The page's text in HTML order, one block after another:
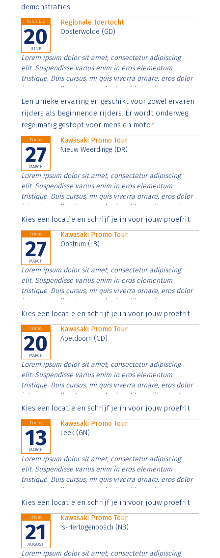
demonstraties
Saturday
20
JUNE
Regionale Toertocht
Oosterwolde (GD)
Lorem ipsum dolor sit amet, consectetur adipiscing
elit. Suspendisse varius enim in eros elementum
tristique. Duis cursus, mi quis viverra ornare, eros dolor
interdum nulla, ut commodo diam libero vitae erat.
Aenean faucibus nibh et justo cursus id rutrum lorem
imperdiet. Nunc ut sem vitae risus tristique posuere.
Een unieke ervaring en geschikt voor zowel ervaren
rijders als beginnende rijders. Er wordt onderweg
regelmatig gestopt voor mens en motor.
Friday
27
MARCH
Kawasaki Promo Tour
Nieuw Weerdinge (DR)
Lorem ipsum dolor sit amet, consectetur adipiscing
elit. Suspendisse varius enim in eros elementum
tristique. Duis cursus, mi quis viverra ornare, eros dolor
interdum nulla, ut commodo diam libero vitae erat.
Aenean faucibus nibh et justo cursus id rutrum lorem
Kies een locatie en schrijf je in voor jouw proefrit
Friday
27
MARCH
Kawasaki Promo Tour
Oostrum (LB)
Lorem ipsum dolor sit amet, consectetur adipiscing
elit. Suspendisse varius enim in eros elementum
tristique. Duis cursus, mi quis viverra ornare, eros dolor
interdum nulla, ut commodo diam libero vitae erat.
Aenean faucibus nibh et justo cursus id rutrum lorem
Kies een locatie en schrijf je in voor jouw proefrit
Friday
20
MARCH
Kawasaki Promo Tour
Apeldoorn (GD)
Lorem ipsum dolor sit amet, consectetur adipiscing
elit. Suspendisse varius enim in eros elementum
tristique. Duis cursus, mi quis viverra ornare, eros dolor
interdum nulla, ut commodo diam libero vitae erat.
Aenean faucibus nibh et justo cursus id rutrum lorem
Kies een locatie en schrijf je in voor jouw proefrit
Friday
13
MARCH
Kawasaki Promo Tour
Leek (GN)
Lorem ipsum dolor sit amet, consectetur adipiscing
elit. Suspendisse varius enim in eros elementum
tristique. Duis cursus, mi quis viverra ornare, eros dolor
interdum nulla, ut commodo diam libero vitae erat.
Aenean faucibus nibh et justo cursus id rutrum lorem
Kies een locatie en schrijf je in voor jouw proefrit
Friday
21
AUGUST
Kawasaki Promo Tour
's-Hertogenbosch (NB)
Lorem ipsum dolor sit amet, consectetur adipiscing